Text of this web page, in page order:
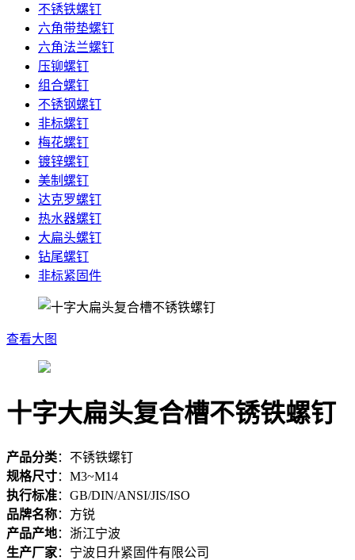
不锈铁螺钉
六角带垫螺钉
六角法兰螺钉
压铆螺钉
组合螺钉
不锈钢螺钉
非标螺钉
梅花螺钉
镀锌螺钉
美制螺钉
达克罗螺钉
热水器螺钉
大扁头螺钉
钻尾螺钉
非标紧固件
查看大图
十字大扁头复合槽不锈铁螺钉
产品分类： 不锈铁螺钉
规格尺寸： M3~M14
执行标准： GB/DIN/ANSI/JIS/ISO
品牌名称： 方锐
产品产地： 浙江宁波
生产厂家： 宁波日升紧固件有限公司